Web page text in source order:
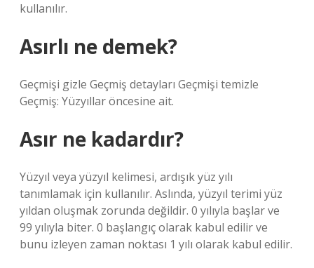
kullanılır.
Asırlı ne demek?
Geçmişi gizle Geçmiş detayları Geçmişi temizle
Geçmiş: Yüzyıllar öncesine ait.
Asır ne kadardır?
Yüzyıl veya yüzyıl kelimesi, ardışık yüz yılı
tanımlamak için kullanılır. Aslında, yüzyıl terimi yüz
yıldan oluşmak zorunda değildir. 0 yılıyla başlar ve
99 yılıyla biter. 0 başlangıç ​​olarak kabul edilir ve
bunu izleyen zaman noktası 1 yılı olarak kabul edilir.